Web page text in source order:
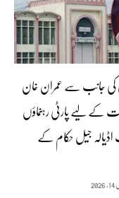
کی جانب سے عمران خان
کے لیے پارٹی رہنماؤں
جیل حکام کے